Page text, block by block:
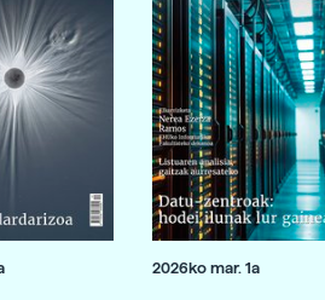
2026ko mar. 1a